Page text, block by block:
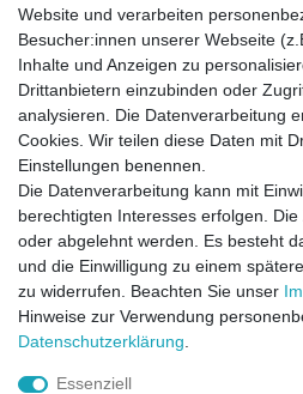
Direktkontakt per Telefon
Website und verarbeiten
Besucher:innen unserer Webseite
Inhalte und Anzeigen zu
Drittanbietern einzubinden oder
analysieren. Die Datenverarbeitung
Cookies. Wir teilen diese Daten mit
Einstellungen benennen.
Die Datenverarbeitung kann mit
berechtigten Interesses erfolgen.
oder abgelehnt werden. Es besteht
und die Einwilligung zu einem
zu widerrufen. Beachten Sie unser
Hinweise zur Verwendung
Daten­schutz­erklärung
Essenziell